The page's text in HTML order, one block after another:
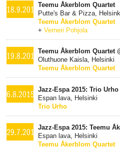
18.9.2015
Teemu Åkerblom Quartet
Putte's Bar & Pizza,
Teemu Åkerblom Quartet
+Verneri Pohjola
19.8.2015Teemu Åkerblom Quartet
Oluthuone Kaisla, Helsinki
Teemu Åkerblom Quartet
6.8.2015
Jazz-Espa 2015: Trio Urho
Espan lava, Helsinki
Trio Urho
29.7.2015Jazz-Espa 2015: Teemu
Espan lava, Helsinki
Teemu Åkerblom Quartet